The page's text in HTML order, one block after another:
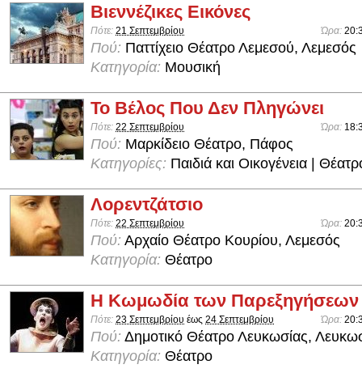
Βιεννέζικες Εικόνες
Πότε: 21 Σεπτεμβρίου Ώρα:
Πού: Παττίχειο Θέατρο Λεμεσού, Λεμεσός
Κατηγορία: Μουσική
Το Βέλος Που Δεν Πληγώνει
Πότε: 22 Σεπτεμβρίου Ώρα:
Πού: Μαρκίδειο Θέατρο, Πάφος
Κατηγορίες: Παιδιά και Οικογένεια |
Λορεντζάτσιο
Πότε: 22 Σεπτεμβρίου Ώρα:
Πού: Αρχαίο Θέατρο Κουρίου, Λεμεσός
Κατηγορία: Θέατρο
Η Κωμωδία των Παρεξηγήσεων
Πότε: 23 Σεπτεμβρίου έως 24 Σεπτεμβρίου Ώρα:
Πού: Δημοτικό Θέατρο Λευκωσίας,
Κατηγορία: Θέατρο